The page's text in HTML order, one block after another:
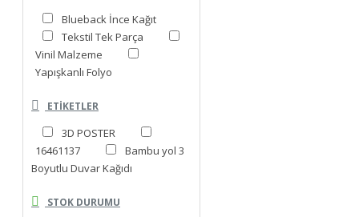
Blueback İnce Kağıt
Tekstil Tek Parça
Vinil Malzeme
Yapışkanlı Folyo
ETIKETLER
3D POSTER
16461137
Bambu yol 3
Boyutlu Duvar Kağıdı
STOK DURUMU